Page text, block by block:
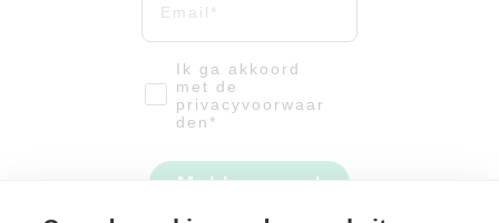
email-vinkje
Ik ga akkoord
met de
privacyvoorwaar
den*
Meld me aan!